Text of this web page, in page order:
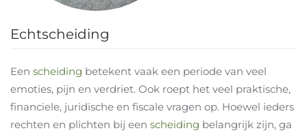
Echtscheiding
Een scheiding betekent vaak een periode van veel
emoties, pijn en verdriet. Ook roept het veel praktische,
financiele, juridische en fiscale vragen op. Hoewel ieders
rechten en plichten bij een scheiding belangrijk zijn, ga